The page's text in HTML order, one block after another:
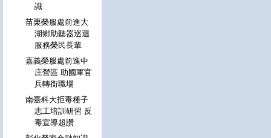
識
苗栗榮服處前進大
湖鄉助聽器巡迴
服務榮民長輩
嘉義榮服處前進中
庄營區 助國軍官
兵轉銜職場
南臺科大拒毒種子
志工培訓研習 反
毒宣導超讚